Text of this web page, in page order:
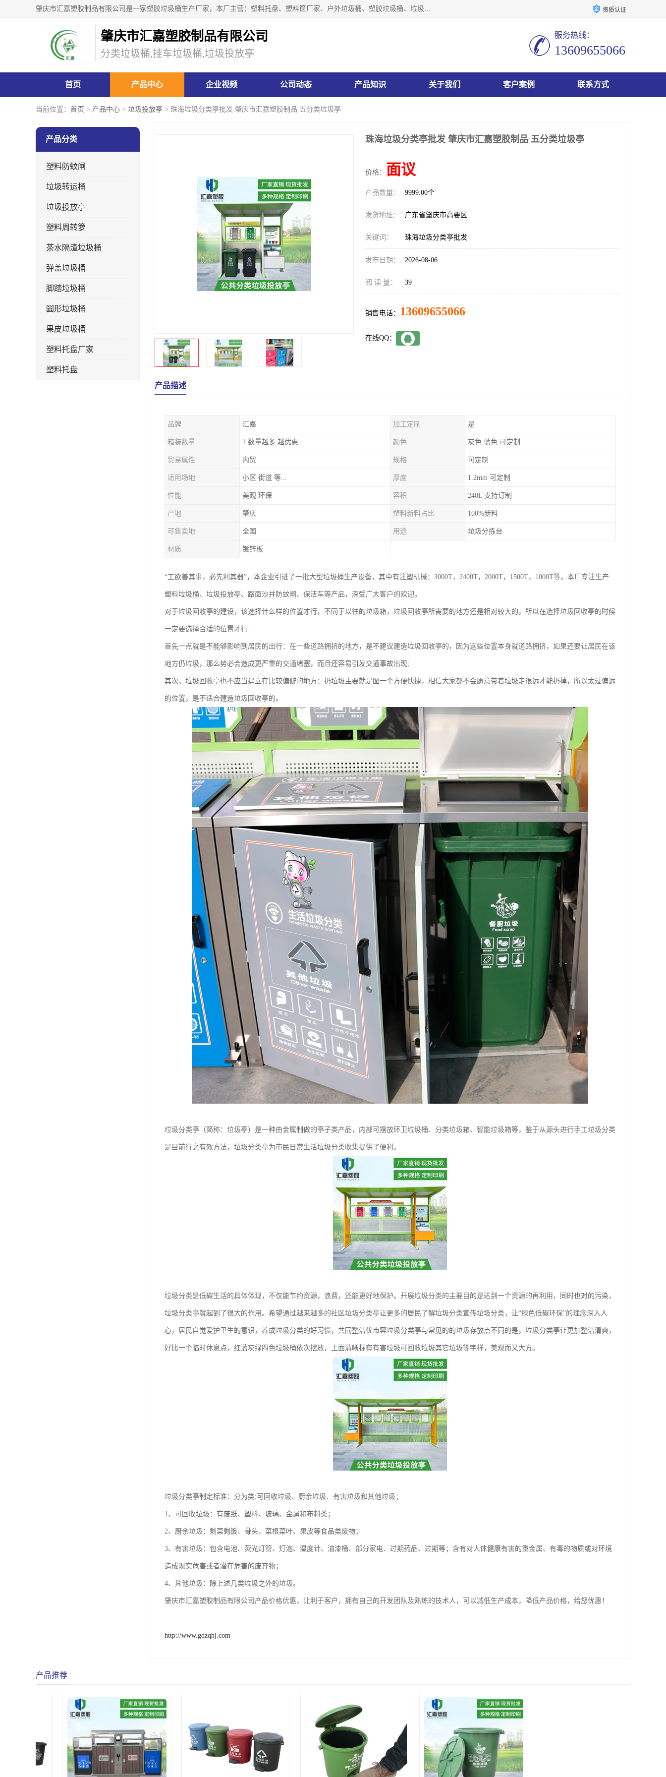
肇庆市汇嘉塑胶制品有限公司是一家塑胶垃圾桶生产厂家，本厂主营：塑料托盘、塑料筐厂家、户外垃圾桶、塑胶垃圾桶、垃圾桶等产品，深受广大客户的欢迎。公司拥有一支勇于、善于集思广益的生产队伍，实力雄厚的技术力量，一贯奉行“以人为本”的管理和服务理念。 资质认证
肇庆市汇嘉塑胶制品有限公司
分类垃圾桶,挂车垃圾桶,垃圾投放亭
服务热线：
13609655066
首页 产品中心 企业视频 公司动态 产品知识 关于我们 客户案例 联系方式
当前位置： 首页 > 产品中心 > 垃圾投放亭 > 珠海垃圾分类亭批发 肇庆市汇嘉塑胶制品 五分类垃圾亭
产品分类
塑料防蚊闸
垃圾转运桶
垃圾投放亭
塑料周转箩
茶水隔渣垃圾桶
弹盖垃圾桶
脚踏垃圾桶
圆形垃圾桶
果皮垃圾桶
塑料托盘厂家
塑料托盘
珠海垃圾分类亭批发 肇庆市汇嘉塑胶制品 五分类垃圾亭
价格： 面议
产品数量： 9999.00个
发货地址： 广东省肇庆市高要区
关键词： 珠海垃圾分类亭批发
发布日期： 2026-08-06
阅 读 量： 39
销售电话： 13609655066
在线QQ：
产品描述
品牌 汇嘉 加工定制 是
箱装数量 1 数量越多 越优惠 颜色 灰色 蓝色 可定制
贸易属性 内贸 规格 可定制
适用场地 小区 街道 等... 厚度 1.2mm 可定制
性能 美观 环保 容积 240L 支持订制
产地 肇庆 塑料新料占比 100%新料
可售卖地 全国 用途 垃圾分拣台
材质 镀锌板
“工欲善其事，必先利其器”，本企业引进了一批大型垃圾桶生产设备，其中有注塑机械：3000T，2400T，2000T，1500T，1000T等。本厂专注生产
塑料垃圾桶、垃圾投放亭、路面沙井防蚊闸、保洁车等产品，深受广大客户的欢迎。
对于垃圾回收亭的建设，该选择什么样的位置才行，不同于以往的垃圾箱，垃圾回收亭所需要的地方还是相对较大的，所以在选择垃圾回收亭的时候
一定要选择合适的位置才行:
首先一点就是不能够影响到居民的出行：在一些道路拥挤的地方，是不建议建造垃圾回收亭的，因为这些位置本身就道路拥挤，如果还要让居民在该
地方仍垃圾，那么势必会造成更严重的交通堵塞，而且还容易引发交通事故出现;
其次，垃圾回收亭也不应当建立在比较偏僻的地方：扔垃圾主要就是图一个方便快捷，相信大家都不会愿意带着垃圾走很远才能扔掉，所以太过偏远
的位置，是不适合建造垃圾回收亭的。
垃圾分类亭（简称：垃圾亭）是一种由金属制做的亭子类产品，内部可摆放环卫垃圾桶、分类垃圾箱、智能垃圾箱等，鉴于从源头进行手工垃圾分类
是目前行之有效方法，垃圾分类亭为市民日常生活垃圾分类收集提供了便利。
垃圾分类是低碳生活的具体体现，不仅能节约资源，浪费，还能更好地保护。开展垃圾分类的主要目的是达到一个资源的再利用，同时也对的污染，
垃圾分类亭就起到了很大的作用。希望通过越来越多的社区垃圾分类亭让更多的居民了解垃圾分类宣传垃圾分类，让“绿色低碳环保”的理念深入人
心，居民自觉爱护卫生的意识，养成垃圾分类的好习惯，共同整洁优市容垃圾分类亭与常见的的垃圾存放点不同的是，垃圾分类亭让更加整洁清爽，
好比一个临时休息点，红蓝灰绿四色垃圾桶依次摆放，上面清晰标有有害垃圾可回收垃圾其它垃圾等字样，美观而又大方。
垃圾分类亭制定标准：分为类:可回收垃圾、厨余垃圾、有害垃圾和其他垃圾；
1、可回收垃圾：有废纸、塑料、玻璃、金属和布料类；
2、厨余垃圾：剩菜剩饭、骨头、菜根菜叶、果皮等食品类废物；
3、有害垃圾：包含电池、荧光灯管、灯泡、温度计、油漆桶、部分家电、过期药品、过期等；含有对人体健康有害的重金属、有毒的物质或对环境
造成现实危害或者潜在危害的废弃物；
4、其他垃圾：除上述几类垃圾之外的垃圾。
肇庆市汇嘉塑胶制品有限公司产品价格优惠，让利于客户，拥有自己的开发团队及熟练的技术人，可以减低生产成本，降低产品价格，给您优惠！
http://www.gdzqhj.com
产品推荐